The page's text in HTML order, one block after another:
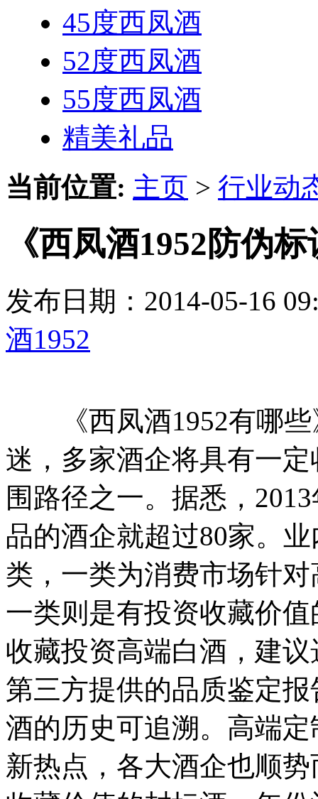
45度西凤酒
52度西凤酒
55度西凤酒
精美礼品
当前位置: 主页 > 行业动
《西凤酒1952防伪
发布日期：2014-05-16
酒1952
《西凤酒1952有哪些
迷，多家酒企将具有一
围路径之一。据悉，
品的酒企就超过80家。
类，一类为消费市场针
一类则是有投资收藏价
收藏投资高端白酒，建
第三方提供的品质鉴定
酒的历史可追溯。高端
新热点，各大酒企也顺